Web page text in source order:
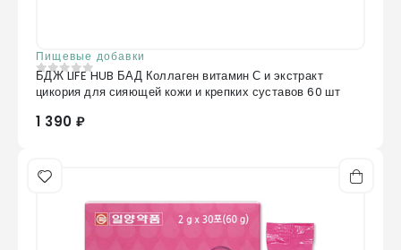
Пищевые добавки
0из 5
БДЖ LIFE HUB БАД Коллаген витамин С и экстракт
цикория для сияющей кожи и крепких суставов 60 шт
1 390 ₽